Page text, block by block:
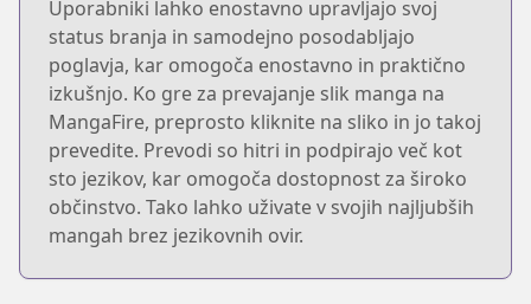
Uporabniki lahko enostavno upravljajo svoj
status branja in samodejno posodabljajo
poglavja, kar omogoča enostavno in praktično
izkušnjo. Ko gre za prevajanje slik manga na
MangaFire, preprosto kliknite na sliko in jo takoj
prevedite. Prevodi so hitri in podpirajo več kot
sto jezikov, kar omogoča dostopnost za široko
občinstvo. Tako lahko uživate v svojih najljubših
mangah brez jezikovnih ovir.